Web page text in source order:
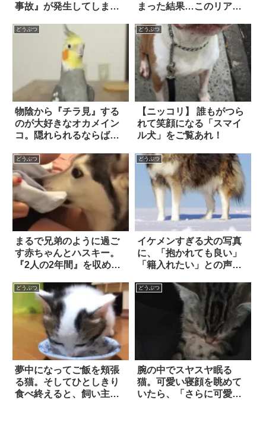
事故』が発生してしま
まった結果…このリアク
どうぶつ
物陰から『チラ見』する
のが大好きなオカメイン
コ。隠れられるならば、
で…！？
どうぶつ
【ニッコリ】 誰もがつら
れて笑顔になる「スマイ
ル犬」をご覧あれ！
どうぶつ
まるで兄弟のように過ご
す赤ちゃんとハスキー。
『2人の2年間』を収めた
どうぶつ
イケメンすぎる犬の写真
に、「抱かれても良い」
「籍入れたい」との声が
どうぶつ
夢中になってご飯を頬張
る猫。そしてひとしきり
食べ終えると、飼い主の
どうぶつ
腕の中でスヤスヤ眠る
猫。可愛い寝顔を眺めて
いたら、「さらに可愛い